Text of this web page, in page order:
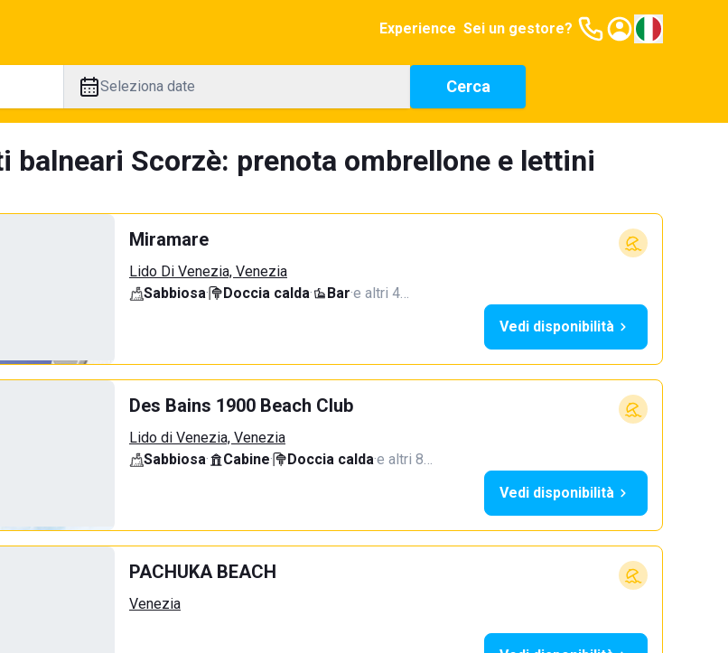
Experience Sei un gestore?
Seleziona date Cerca
balneari Scorzè: prenota ombrellone e lettini
Miramare
Lido Di Venezia, Venezia
Sabbiosa· Doccia calda· Bar·e altri 4…
Vedi disponibilità
Des Bains 1900 Beach Club
Lido di Venezia, Venezia
Sabbiosa· Cabine· Doccia calda·e altri 8…
Vedi disponibilità
PACHUKA BEACH
Venezia